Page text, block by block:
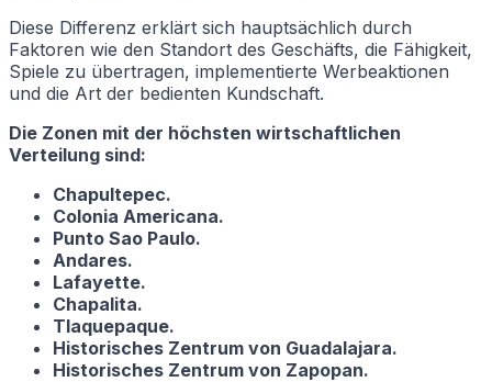
Diese Differenz erklärt sich hauptsächlich durch
Faktoren wie den Standort des Geschäfts, die Fähigkeit,
Spiele zu übertragen, implementierte Werbeaktionen
und die Art der bedienten Kundschaft.
Die Zonen mit der höchsten wirtschaftlichen
Verteilung sind:
Chapultepec.
Colonia Americana.
Punto Sao Paulo.
Andares.
Lafayette.
Chapalita.
Tlaquepaque.
Historisches Zentrum von Guadalajara.
Historisches Zentrum von Zapopan.